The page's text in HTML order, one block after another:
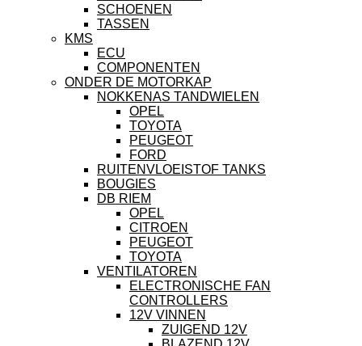
SCHOENEN
TASSEN
KMS
ECU
COMPONENTEN
ONDER DE MOTORKAP
NOKKENAS TANDWIELEN
OPEL
TOYOTA
PEUGEOT
FORD
RUITENVLOEISTOF TANKS
BOUGIES
DB RIEM
OPEL
CITROEN
PEUGEOT
TOYOTA
VENTILATOREN
ELECTRONISCHE FAN
CONTROLLERS
12V VINNEN
ZUIGEND 12V